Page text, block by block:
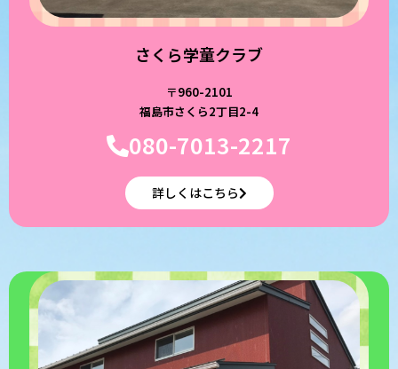
さくら学童クラブ
〒960-2101
福島市さくら2丁目2-4
080-7013-2217
詳しくはこちら